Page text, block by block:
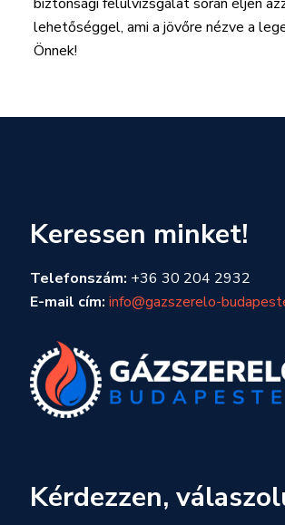
lehetőséggel, ami a jövőre nézve a
Önnek!
Keressen minket!
Telefonszám: +36 30 204 2932
E-mail cím: info@gazszerelo-
Kérdezzen,